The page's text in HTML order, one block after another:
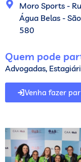
Moro Sports -
Água Belas -
580
Quem pode
Advogadas,
Venha fazer